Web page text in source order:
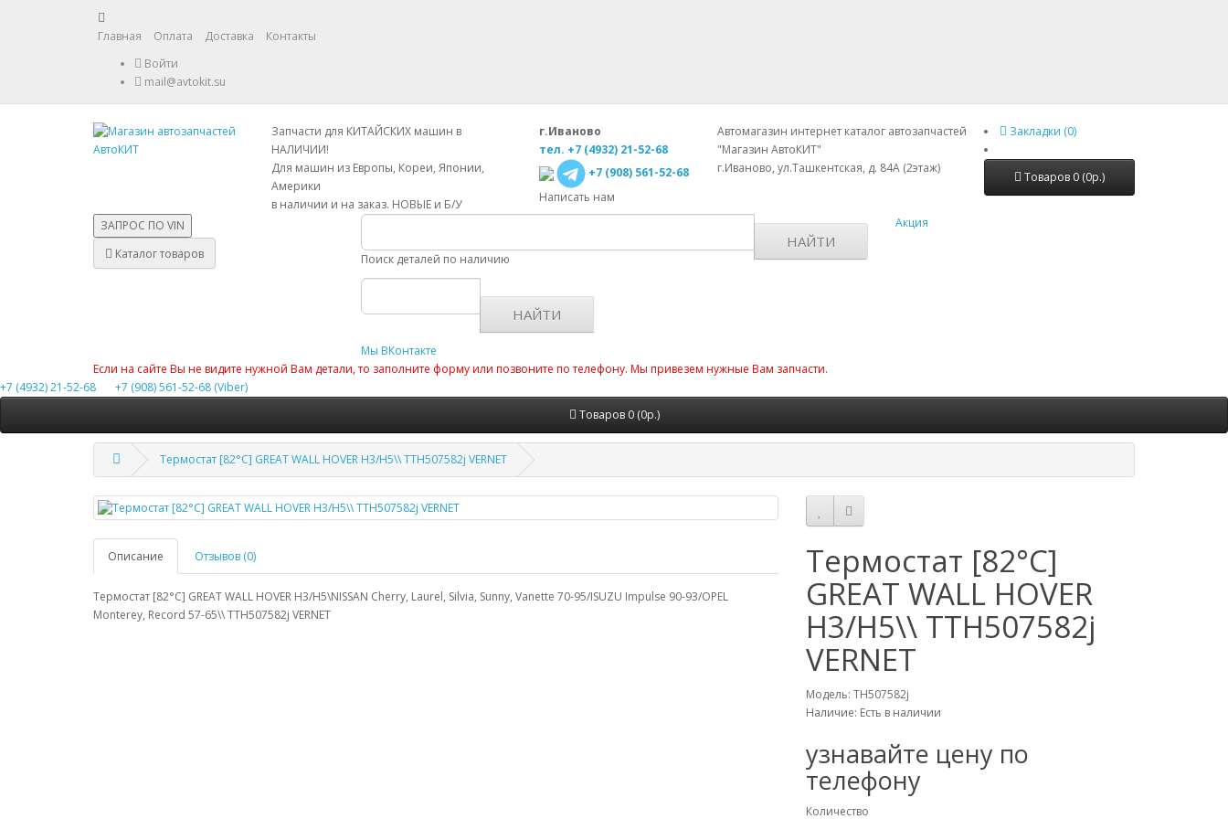
Главная Оплата Доставка
Контакты
Войти
mail@avtokit.su
Запчасти для КИТАЙСКИХ машин в
НАЛИЧИИ!
Для машин из Европы, Кореи, Японии,
Америки
в наличии и на заказ. НОВЫЕ и Б/У
г.Иваново
тел. +7 (4932) 21-52-68
+7 (908) 561-52-68
Написать нам
Автомагазин интернет каталог автозапчастей
"Магазин АвтоКИТ"
г.Иваново, ул.Ташкентская, д. 84А (2этаж)
Закладки (0)
Товаров 0 (0р.)
ЗАПРОС ПО VIN
Каталог товаров
Поиск деталей по наличию
НАЙТИ
НАЙТИ
Мы ВКонтакте
Акция
Если на сайте Вы не видите нужной Вам детали, то заполните форму или позвоните по телефону. Мы привезем нужные Вам запчасти.
+7 (4932) 21-52-68
+7 (908) 561-52-68 (Viber)
Товаров 0 (0р.)
Термостат [82°C] GREAT WALL HOVER H3/H5\\ TTH507582j VERNET
Описание Отзывов (0)
Термостат [82°C] GREAT WALL HOVER H3/H5\NISSAN Cherry, Laurel, Silvia, Sunny, Vanette 70-95/ISUZU Impulse 90-93/OPEL
Monterey, Record 57-65\\ TTH507582j VERNET
Термостат [82°C]
GREAT WALL HOVER
H3/H5\\ TTH507582j
VERNET
Модель: TH507582j
Наличие: Есть в наличии
узнавайте цену по
телефону
Количество